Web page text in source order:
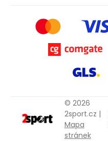
© 2026
2sport.cz |
Mapa
stránek